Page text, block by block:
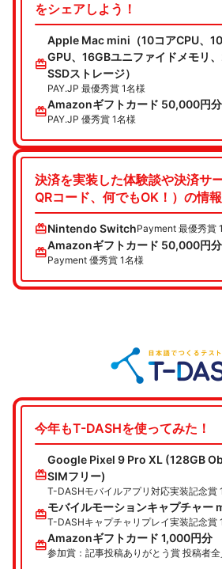
をシェアしよう！
redeem
Apple Mac mini（10コアCPU、
GPU、16GBユニファイドメモリ
SSDストレージ）
PAY.JP 最優秀賞 1名様
redeemAmazonギフトカード 50,000円分
PAY.JP 優秀賞 1名様
決済を実装した体験談や決済サ
QRコード、何でもOK！）の情
redeemNintendo SwitchPayment 最優秀賞
redeemAmazonギフトカード 50,000円分
Payment 優秀賞 1名様
今年もT-DASHを使ってみた！
redeem
Google Pixel 9 Pro XL (128GB
SIMフリー)
T-DASHモバイルアプリ対応実装記念賞
redeemモバイルモーションキャプチャー
T-DASHキャプチャリプレイ実装記念賞
redeemAmazonギフトカード 1,000円分
参加賞：記事投稿ありがとう賞 投稿者全